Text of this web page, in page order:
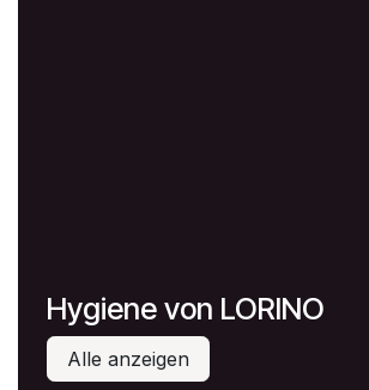
Hygiene von LORINO
Alle anzeigen